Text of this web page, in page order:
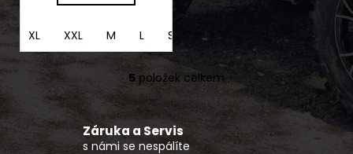
XL XXL M L S
O
v
l
á
5 položek celkem
Záruka a Servis
s námi se nespálíte